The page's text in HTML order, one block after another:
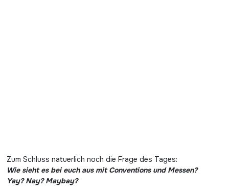
Zum Schluss natuerlich noch die Frage des Tages:
Wie sieht es bei euch aus mit Conventions und Messen?
Yay? Nay? Maybay?